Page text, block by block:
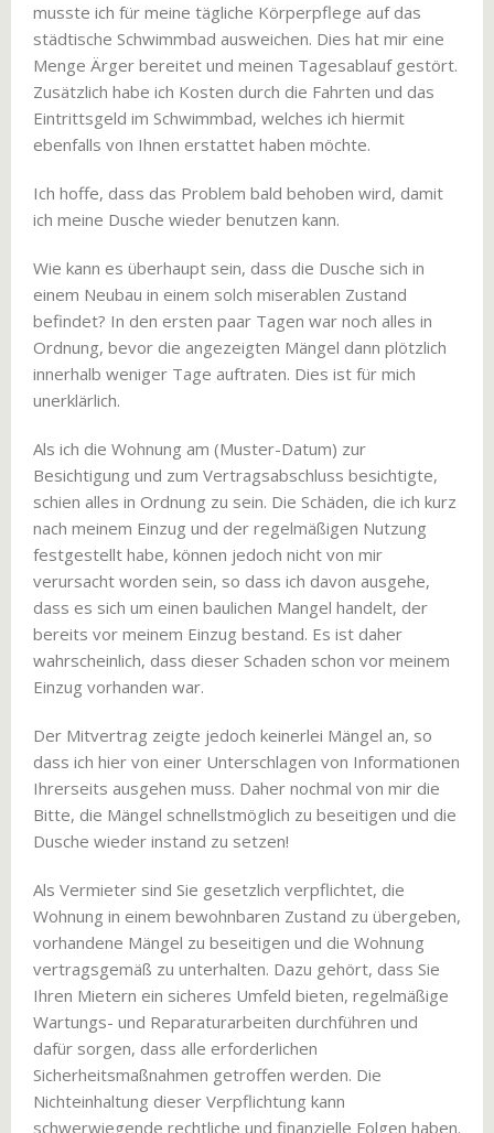
musste ich für meine tägliche Körperpflege auf das
städtische Schwimmbad ausweichen. Dies hat mir eine
Menge Ärger bereitet und meinen Tagesablauf gestört.
Zusätzlich habe ich Kosten durch die Fahrten und das
Eintrittsgeld im Schwimmbad, welches ich hiermit
ebenfalls von Ihnen erstattet haben möchte.
Ich hoffe, dass das Problem bald behoben wird, damit
ich meine Dusche wieder benutzen kann.
Wie kann es überhaupt sein, dass die Dusche sich in
einem Neubau in einem solch miserablen Zustand
befindet? In den ersten paar Tagen war noch alles in
Ordnung, bevor die angezeigten Mängel dann plötzlich
innerhalb weniger Tage auftraten. Dies ist für mich
unerklärlich.
Als ich die Wohnung am (Muster-Datum) zur
Besichtigung und zum Vertragsabschluss besichtigte,
schien alles in Ordnung zu sein. Die Schäden, die ich kurz
nach meinem Einzug und der regelmäßigen Nutzung
festgestellt habe, können jedoch nicht von mir
verursacht worden sein, so dass ich davon ausgehe,
dass es sich um einen baulichen Mangel handelt, der
bereits vor meinem Einzug bestand. Es ist daher
wahrscheinlich, dass dieser Schaden schon vor meinem
Einzug vorhanden war.
Der Mitvertrag zeigte jedoch keinerlei Mängel an, so
dass ich hier von einer Unterschlagen von Informationen
Ihrerseits ausgehen muss. Daher nochmal von mir die
Bitte, die Mängel schnellstmöglich zu beseitigen und die
Dusche wieder instand zu setzen!
Als Vermieter sind Sie gesetzlich verpflichtet, die
Wohnung in einem bewohnbaren Zustand zu übergeben,
vorhandene Mängel zu beseitigen und die Wohnung
vertragsgemäß zu unterhalten. Dazu gehört, dass Sie
Ihren Mietern ein sicheres Umfeld bieten, regelmäßige
Wartungs- und Reparaturarbeiten durchführen und
dafür sorgen, dass alle erforderlichen
Sicherheitsmaßnahmen getroffen werden. Die
Nichteinhaltung dieser Verpflichtung kann
schwerwiegende rechtliche und finanzielle Folgen haben.